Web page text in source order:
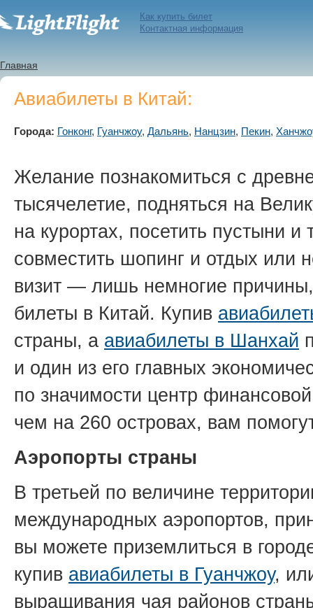
Как купить билет
Контактная информация
Главная
Авиабилеты в Китай:
Города: Гонконг, Гуанчжоу, Дальянь, Нанцзин, Пекин,
Желание познакомиться с
тысячелетие, подняться на
на курортах, посетить пустыни
совместить шопинг и отдых или
визит — лишь немногие
билеты в Китай. Купив
страны, а авиабилеты в Шанхай
и один из его главных
по значимости центр
чем на 260 островах, вам
Аэропорты страны
В третьей по величине
международных аэропортов,
вы можете приземлиться в
купив авиабилеты в Гуанчжоу,
выращивания чая районов